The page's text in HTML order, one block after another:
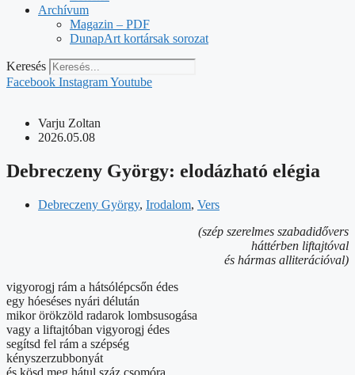
Archívum
Magazin – PDF
DunapArt kortársak sorozat
Keresés
Facebook InstagramYoutube
Varju Zoltan
2026.05.08
Debreczeny György: elodázható elégia
Debreczeny György, Irodalom, Vers
(szép szerelmes szabadidővers
háttérben liftajtóval
és hármas alliterációval)
vigyorogj rám a hátsólépcsőn édes
egy hóeséses nyári délután
mikor örökzöld radarok lombsusogása
vagy a liftajtóban vigyorogj édes
segítsd fel rám a szépség
kényszerzubbonyát
és kösd meg hátul száz csomóra